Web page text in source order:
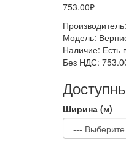
753.00₽
Производитель:
Модель:
Наличие: Есть
Без НДС:
Ширина (м)